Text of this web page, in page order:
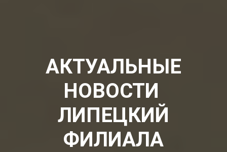
АКТУАЛЬНЫЕ
НОВОСТИ
ЛИПЕЦКИЙ
ФИЛИАЛА